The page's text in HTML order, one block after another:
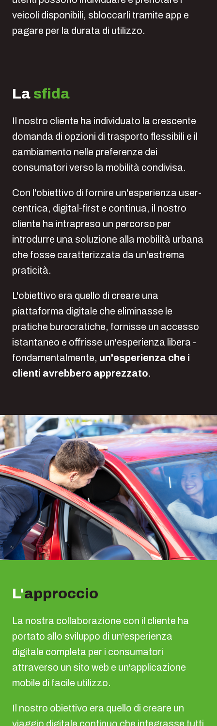
veicoli disponibili, sbloccarli tramite app e
pagare per la durata di utilizzo.
La sfida
Il nostro cliente ha individuato la crescente
domanda di opzioni di trasporto flessibili e il
cambiamento nelle preferenze dei
consumatori verso la mobilità condivisa.
Con l'obiettivo di fornire un'esperienza user-
centrica, digital-first e continua, il nostro
cliente ha intrapreso un percorso per
introdurre una soluzione alla mobilità urbana
che fosse caratterizzata da un'estrema
praticità.
L'obiettivo era quello di creare una
piattaforma digitale che eliminasse le
pratiche burocratiche, fornisse un accesso
istantaneo e offrisse un'esperienza libera -
fondamentalmente, un'esperienza che i
clienti avrebbero apprezzato.
L'approccio
La nostra collaborazione con il cliente ha
portato allo sviluppo di un'esperienza
digitale completa per i consumatori
attraverso un sito web e un'applicazione
mobile di facile utilizzo.
Il nostro obiettivo era quello di creare un
viaggio digitale continuo che integrasse tutti